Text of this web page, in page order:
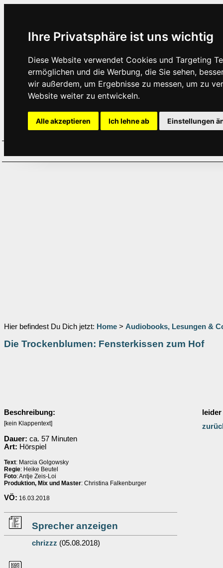
Ihre Privatsphäre ist uns wichtig
Diese Website verwendet Cookies und Targeting
ermöglichen und die Werbung, die Sie sehen,
wir außerdem, um Ergebnisse zu messen, um zu
Website weiter zu entwickeln.
Alle akzeptieren Ich lehne ab Einstellungen
Hier befindest Du Dich jetzt: Home > Audiobooks, Lesungen &
Die Trockenblumen: Fensterkissen zum Hof
Beschreibung:
[kein Klappentext]
Dauer: ca. 57 Minuten
Art: Hörspiel
Text: Marcia Golgowsky
Regie: Heike Beutel
Foto: Antje Zeis-Loi
Produktion, Mix und Master: Christina Falkenburger
VÖ: 16.03.2018
Sprecher anzeigen
chrizzz (05.08.2018)